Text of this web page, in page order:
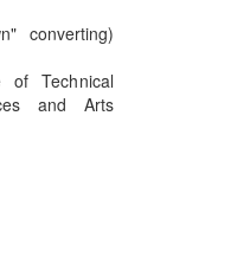
converting)
of Technical
and Arts